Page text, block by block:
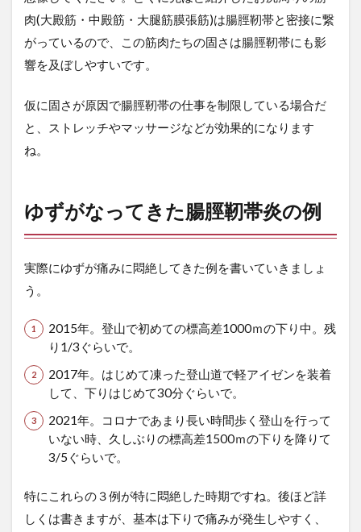
肉(大殿筋・中殿筋・大腿筋膜張筋)は腸脛靭帯と密接に繋
がっているので、この筋肉たちの固さは腸脛靭帯にも影
響を及ぼしやすいです。
仮に固さが原因で腸脛靭帯の仕事を制限している場合だ
と、ストレッチやマッサージなどが効果的になります
ね。
ゆずがなってきた腸脛靭帯炎の例
実際にゆずが痛みに悶絶してきた例を書いていきましょ
う。
2015年。登山で初めての標高差1000ｍの下り中。残
り1/3ぐらいで。
2017年。はじめて凍った登山道で軽アイゼンを装着
して、下りはじめて30分ぐらいで。
2021年。コロナであまり長い時間歩く登山を行って
いない時、久しぶりの標高差1500ｍの下りを降りて
3/5ぐらいで。
特にこれらの３例が特に悶絶した時期ですね。後ほど詳
しくは書きますが、基本は下りで痛みが発生しやすく、